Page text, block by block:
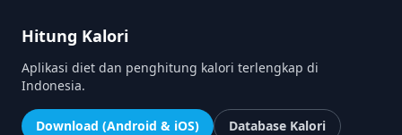
Hitung Kalori
Aplikasi diet dan penghitung kalori terlengkap di
Indonesia.
Download (Android & iOS)
Database Kalori